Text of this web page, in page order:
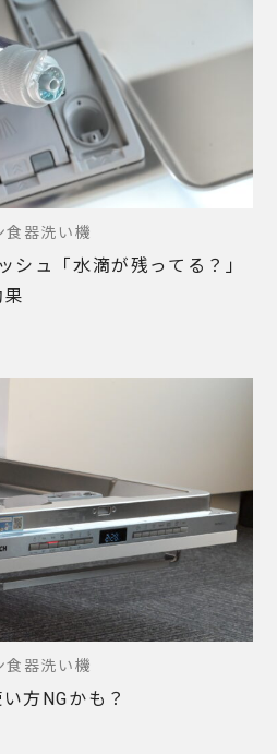
器洗い機
シュ「水滴が残ってる？」
器洗い機
方NGかも？